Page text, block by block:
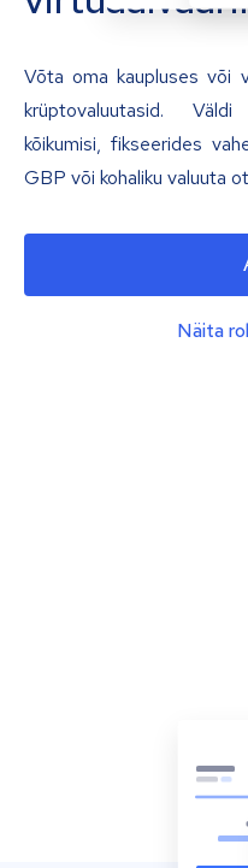
Võta oma kaupluses või
krüptovaluutasid.
kõikumisi, fikseerides
GBP või kohaliku valuuta
Näita